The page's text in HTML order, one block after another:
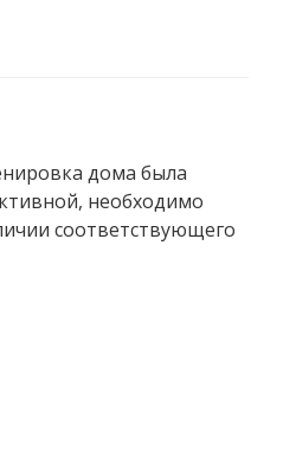
дома была
необходимо
соответствующего